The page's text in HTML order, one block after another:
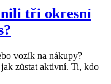
tři okresní
vozík na nákupy?
zůstat aktivní. Ti, kdo